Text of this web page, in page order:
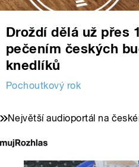
Droždí dělá už přes
pečením českých
knedlíků
Pochoutkový rok
Největší audioportál na